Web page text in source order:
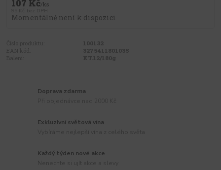
107 Kč/ks
Momentálně není k dispozici
Doprava zdarma
Exkluzivní světová vína
Každý týden nové akce